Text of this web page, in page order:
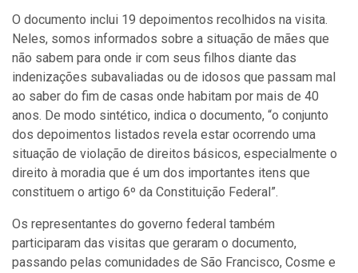
O documento inclui 19 depoimentos recolhidos na visita.
Neles, somos informados sobre a situação de mães que
não sabem para onde ir com seus filhos diante das
indenizações subavaliadas ou de idosos que passam mal
ao saber do fim de casas onde habitam por mais de 40
anos. De modo sintético, indica o documento, “o conjunto
dos depoimentos listados revela estar ocorrendo uma
situação de violação de direitos básicos, especialmente o
direito à moradia que é um dos importantes itens que
constituem o artigo 6º da Constituição Federal”.
Os representantes do governo federal também
participaram das visitas que geraram o documento,
passando pelas comunidades de São Francisco, Cosme e